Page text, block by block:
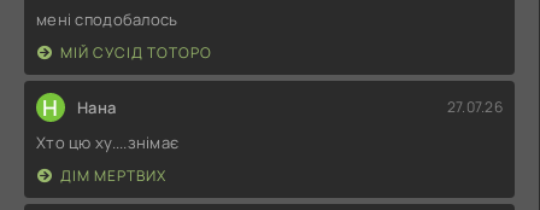
мені сподобалось
МІЙ СУСІД ТОТОРО
Н Нана 27.07.26
Хто цю ху....знімає
ДІМ МЕРТВИХ